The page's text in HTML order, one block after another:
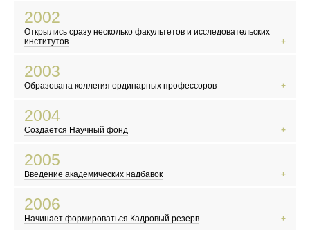
Произошел крупнейший теракт в США
Открылась «Википедия»
2002
Открылись сразу несколько факультетов и исследовательских
институтов
В Китае начинает распространяться атипичная пневмония
В России прошла первая после распада СССР перепись населения
2003
Образована коллегия ординарных профессоров
Российский математик Григорий Перельман доказал гипотезу Паункаре
В России празднуют 300-летие Санкт-Петербурга
2004
Создается Научный фонд
Разрушительное цунами в Индийском океане
Марк Цукерберг и его друзья основали Facebook
2005
Введение академических надбавок
Скандал с карикатурами на пророка Мухаммеда в Дании
В Москве прошел «Русский марш»
2006
Начинает формироваться Кадровый резерв